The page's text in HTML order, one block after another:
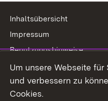
Inhaltsübersicht
Impressum
Benutzungshinweise
Um unsere Webseite
und verbessern zu
Cookies.